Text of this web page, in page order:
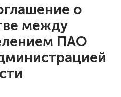
о
между
ПАО